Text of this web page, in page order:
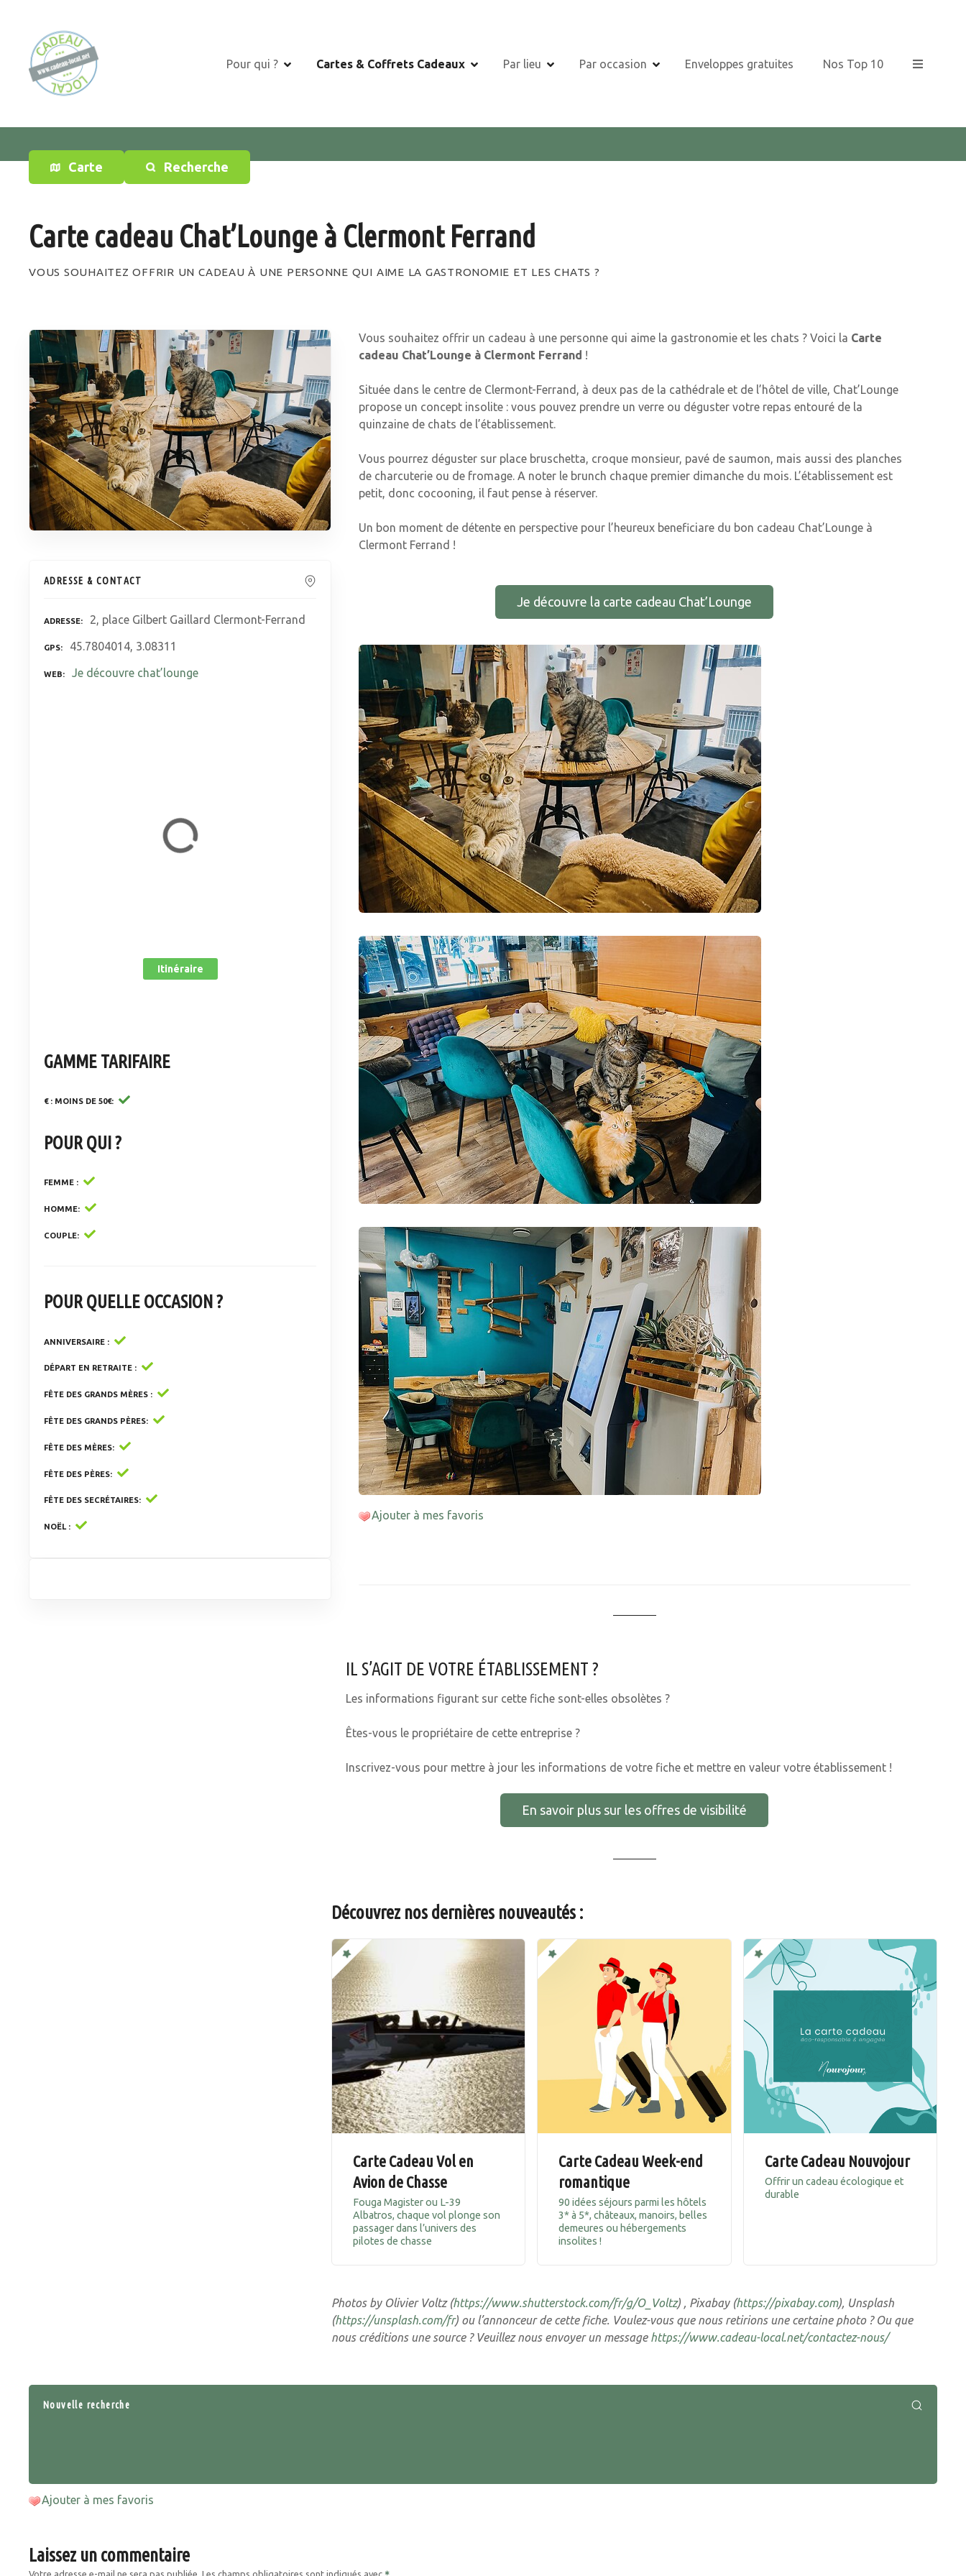
o
t
Pour qui ? Cartes & Coffrets Cadeaux Par lieu Par occasion Enveloppes gratuites Nos Top 10
Carte Recherche
Carte cadeau Chat’Lounge à Clermont Ferrand
VOUS SOUHAITEZ OFFRIR UN CADEAU À UNE PERSONNE QUI AIME LA GASTRONOMIE ET LES CHATS ?
ADRESSE & CONTACT
ADRESSE 2, place Gilbert Gaillard Clermont-Ferrand
GPS 45.7804014, 3.08311
WEB Je découvre chat’lounge
Itinéraire
GAMME TARIFAIRE
€ : MOINS DE 50€
POUR QUI ?
FEMME
HOMME
COUPLE
POUR QUELLE OCCASION ?
ANNIVERSAIRE
DÉPART EN RETRAITE
FÊTE DES GRANDS MÈRES
FÊTE DES GRANDS PÈRES
FÊTE DES MÈRES
FÊTE DES PÈRES
FÊTE DES SECRÉTAIRES
NOËL
Vous souhaitez offrir un cadeau à une personne qui aime la gastronomie et les chats ? Voici la Carte
cadeau Chat’Lounge à Clermont Ferrand !
Située dans le centre de Clermont-Ferrand, à deux pas de la cathédrale et de l’hôtel de ville, Chat’Lounge
propose un concept insolite : vous pouvez prendre un verre ou déguster votre repas entouré de la
quinzaine de chats de l’établissement.
Vous pourrez déguster sur place bruschetta, croque monsieur, pavé de saumon, mais aussi des planches
de charcuterie ou de fromage. A noter le brunch chaque premier dimanche du mois. L’établissement est
petit, donc cocooning, il faut pense à réserver.
Un bon moment de détente en perspective pour l’heureux beneficiare du bon cadeau Chat’Lounge à
Clermont Ferrand !
Je découvre la carte cadeau Chat’Lounge
Ajouter à mes favoris
IL S’AGIT DE VOTRE ÉTABLISSEMENT ?
Les informations figurant sur cette fiche sont-elles obsolètes ?
Êtes-vous le propriétaire de cette entreprise ?
Inscrivez-vous pour mettre à jour les informations de votre fiche et mettre en valeur votre établissement !
En savoir plus sur les offres de visibilité
Découvrez nos dernières nouveautés :
Carte Cadeau Vol en
Avion de Chasse
Fouga Magister ou L-39
Albatros, chaque vol plonge son
passager dans l’univers des
pilotes de chasse
Carte Cadeau Week-end
romantique
90 idées séjours parmi les hôtels
3* à 5*, châteaux, manoirs, belles
demeures ou hébergements
insolites !
Carte Cadeau Nouvojour
Offrir un cadeau écologique et
durable
Photos by Olivier Voltz (https://www.shutterstock.com/fr/g/O_Voltz) , Pixabay (https://pixabay.com), Unsplash
(https://unsplash.com/fr) ou l’annonceur de cette fiche. Voulez-vous que nous retirions une certaine photo ? Ou que
nous créditions une source ? Veuillez nous envoyer un message https://www.cadeau-local.net/contactez-nous/
Nouvelle recherche
Ajouter à mes favoris
Laissez un commentaire